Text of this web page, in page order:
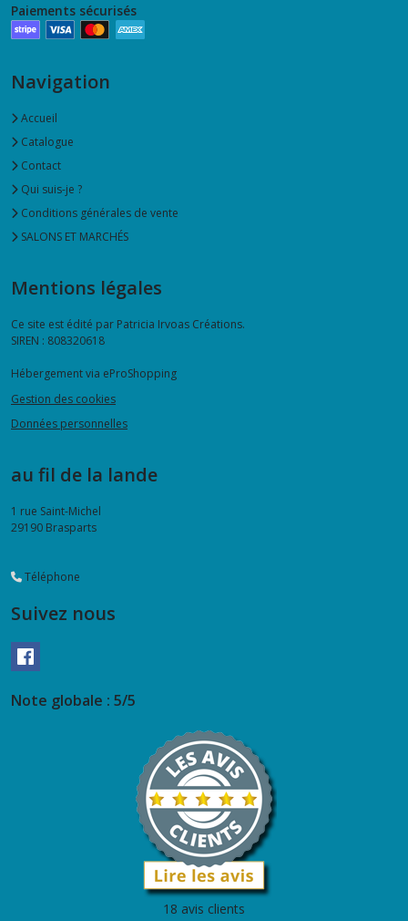
Paiements sécurisés
Navigation
Accueil
Catalogue
Contact
Qui suis-je ?
Conditions générales de vente
SALONS ET MARCHÉS
Mentions légales
Ce site est édité par Patricia Irvoas Créations.
SIREN : 808320618
Hébergement via eProShopping
Gestion des cookies
Données personnelles
au fil de la lande
1 rue Saint-Michel
29190 Brasparts
Téléphone
Suivez nous
Note globale : 5/5
18 avis clients